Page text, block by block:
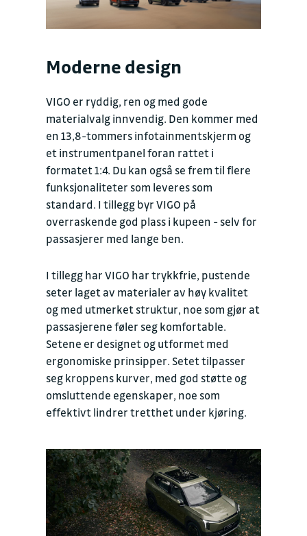
Moderne design
VIGO er ryddig, ren og med gode
materialvalg innvendig. Den kommer med
en 13,8-tommers infotainmentskjerm og
et instrumentpanel foran rattet i
formatet 1:4. Du kan også se frem til flere
funksjonaliteter som leveres som
standard. I tillegg byr VIGO på
overraskende god plass i kupeen - selv for
passasjerer med lange ben.
I tillegg har VIGO har trykkfrie, pustende
seter laget av materialer av høy kvalitet
og med utmerket struktur, noe som gjør at
passasjerene føler seg komfortable.
Setene er designet og utformet med
ergonomiske prinsipper. Setet tilpasser
seg kroppens kurver, med god støtte og
omsluttende egenskaper, noe som
effektivt lindrer tretthet under kjøring.